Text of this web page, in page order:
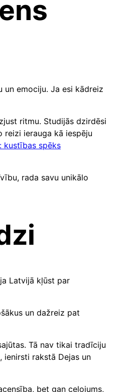
un emociju. Ja esi kādreiz
ritmu. Studijās dzirdēsi
ierauga kā iespēju
kustības spēks
rada savu unikālo
Latvijā kļūst par
un dažreiz pat
Tā nav tikai tradīciju
ienirsti rakstā Dejas un
bet gan ceļojums,